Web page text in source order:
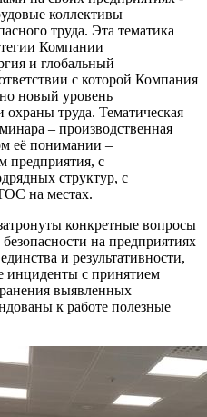
коллективы
труда. Эта тематика
Компании
и глобальный
с которой Компания
новый уровень
труда. Тематическая
– производственная
её понимании –
предприятия, с
структур, с
на местах.
конкретные вопросы
на предприятиях
и результативности,
инциденты с принятием
выявленных
к работе полезные